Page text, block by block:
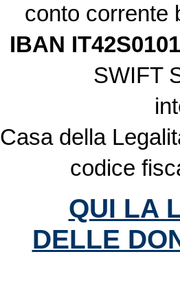
conto corrente
IBAN
SWIFT
Casa della
codice
QUI LA
DELLE